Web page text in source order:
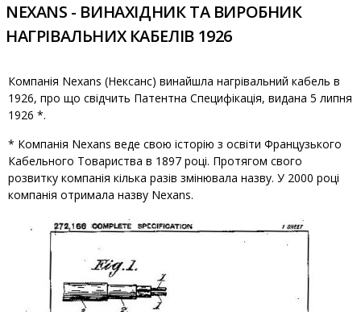
NEXANS - ВИНАХІДНИК ТА ВИРОБНИК
НАГРІВАЛЬНИХ КАБЕЛІВ 1926
Компанія Nexans (Нексанс) винайшла нагрівальний кабель в
1926, про що свідчить Патентна Специфікація, видана 5 липня
1926 *.
* Компанія Nexans веде свою історію з освіти Французького
Кабельного Товариства в 1897 році. Протягом свого
розвитку компанія кілька разів змінювала назву. У 2000 році
компанія отримала назву Nexans.